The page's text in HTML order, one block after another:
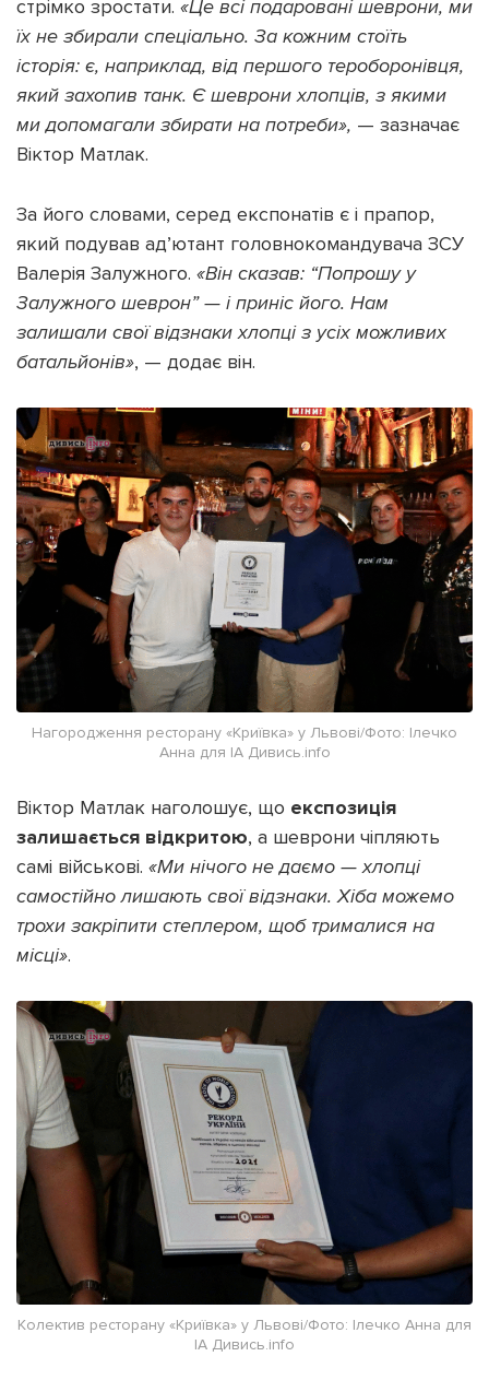
стрімко зростати. «Це всі подаровані шеврони, ми
їх не збирали спеціально. За кожним стоїть
історія: є, наприклад, від першого тероборонівця,
який захопив танк. Є шеврони хлопців, з якими
ми допомагали збирати на потреби», — зазначає
Віктор Матлак.
За його словами, серед експонатів є і прапор,
який подував ад’ютант головнокомандувача ЗСУ
Валерія Залужного. «Він сказав: “Попрошу у
Залужного шеврон” — і приніс його. Нам
залишали свої відзнаки хлопці з усіх можливих
батальйонів», — додає він.
Нагородження ресторану «Криївка» у Львові/Фото: Ілечко
Анна для ІА Дивись.info
Віктор Матлак наголошує, що експозиція
залишається відкритою, а шеврони чіпляють
самі військові. «Ми нічого не даємо — хлопці
самостійно лишають свої відзнаки. Хіба можемо
трохи закріпити степлером, щоб трималися на
місці».
Колектив ресторану «Криївка» у Львові/Фото: Ілечко Анна для
ІА Дивись.info